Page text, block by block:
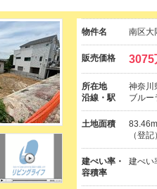
物件名 南区
販売価格 3075
所在地
神奈川
沿線・駅
ブルー
土地面積 83.46m
（登記）
建ぺい率・
容積率
建ぺい